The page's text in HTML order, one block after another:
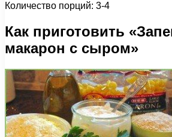
Количество порций: 3-4
Как приготовить
макарон с сыром»